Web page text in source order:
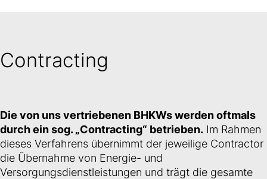
Contracting
Die von uns vertriebenen BHKWs werden oftmals
durch ein sog. „Contracting“ betrieben. Im Rahmen
dieses Verfahrens übernimmt der jeweilige Contractor
die Übernahme von Energie- und
Versorgungsdienstleistungen und trägt die gesamte